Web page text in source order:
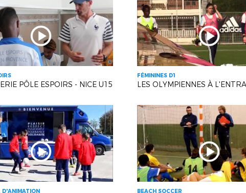
PÔLE ESPOIRS - NICE U15
FÉMININES D1
LES OLYMPIENNES À
D'ANIMATION BEACH SOCCER